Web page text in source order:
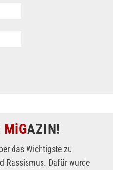
MiGAZIN!
das Wichtigste zu
Rassismus. Dafür wurde